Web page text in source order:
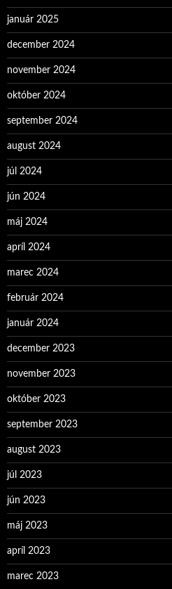
január 2025
december 2024
november 2024
október 2024
september 2024
august 2024
júl 2024
jún 2024
máj 2024
apríl 2024
marec 2024
február 2024
január 2024
december 2023
november 2023
október 2023
september 2023
august 2023
júl 2023
jún 2023
máj 2023
apríl 2023
marec 2023